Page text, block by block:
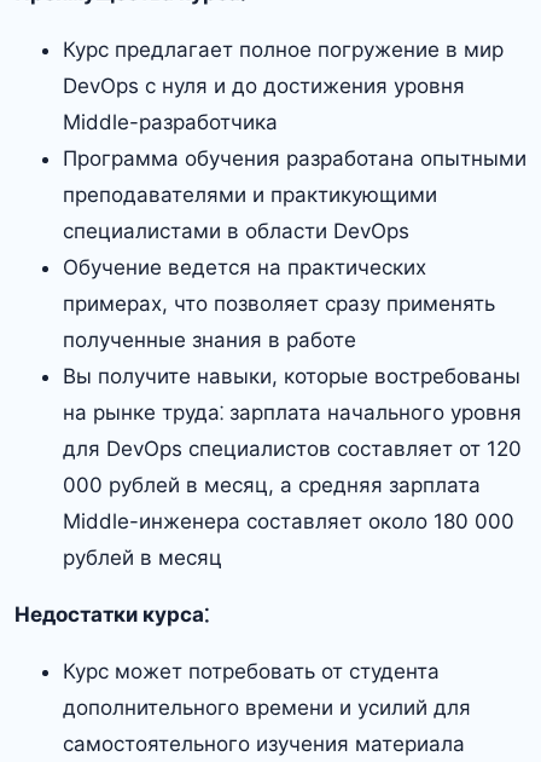
Курс предлагает полное погружение в мир
DevOps с нуля и до достижения уровня
Middle-разработчика
Программа обучения разработана опытными
преподавателями и практикующими
специалистами в области DevOps
Обучение ведется на практических
примерах, что позволяет сразу применять
полученные знания в работе
Вы получите навыки, которые востребованы
на рынке труда⁚ зарплата начального уровня
для DevOps специалистов составляет от 120
000 рублей в месяц, а средняя зарплата
Middle-инженера составляет около 180 000
рублей в месяц
Недостатки курса⁚
Курс может потребовать от студента
дополнительного времени и усилий для
самостоятельного изучения материала